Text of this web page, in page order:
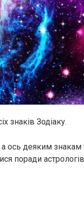
знаків Зодіаку.
ось деяким знакам
поради